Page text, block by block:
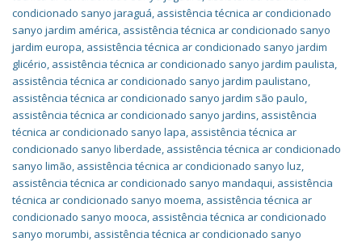
condicionado sanyo jaraguá, assistência técnica ar condicionado
sanyo jardim américa, assistência técnica ar condicionado sanyo
jardim europa, assistência técnica ar condicionado sanyo jardim
glicério, assistência técnica ar condicionado sanyo jardim paulista,
assistência técnica ar condicionado sanyo jardim paulistano,
assistência técnica ar condicionado sanyo jardim são paulo,
assistência técnica ar condicionado sanyo jardins, assistência
técnica ar condicionado sanyo lapa, assistência técnica ar
condicionado sanyo liberdade, assistência técnica ar condicionado
sanyo limão, assistência técnica ar condicionado sanyo luz,
assistência técnica ar condicionado sanyo mandaqui, assistência
técnica ar condicionado sanyo moema, assistência técnica ar
condicionado sanyo mooca, assistência técnica ar condicionado
sanyo morumbi, assistência técnica ar condicionado sanyo